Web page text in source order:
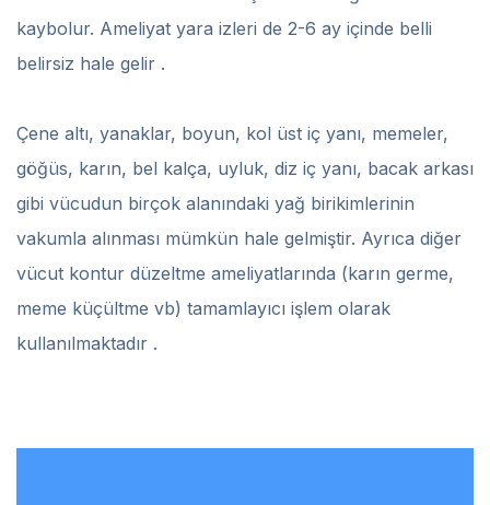
kaybolur. Ameliyat yara izleri de 2-6 ay içinde belli
belirsiz hale gelir .
Çene altı, yanaklar, boyun, kol üst iç yanı, memeler,
göğüs, karın, bel kalça, uyluk, diz iç yanı, bacak arkası
gibi vücudun birçok alanındaki yağ birikimlerinin
vakumla alınması mümkün hale gelmiştir. Ayrıca diğer
vücut kontur düzeltme ameliyatlarında (karın germe,
meme küçültme vb) tamamlayıcı işlem olarak
kullanılmaktadır .